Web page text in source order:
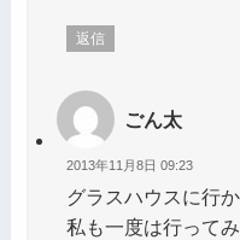
返信
ごん太
2013年11月8日 09:23
グラスハウスに行
私も一度は行って